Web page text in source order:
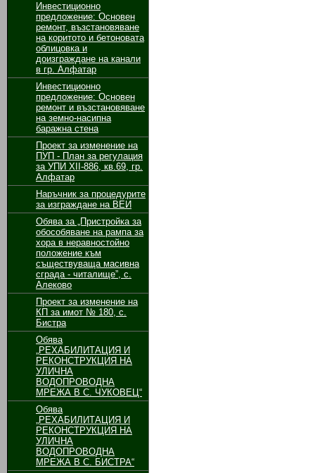
Инвестиционно
предложение: Основен
ремонт, възстановяване
на коритото и бетоновата
облицовка и
доизграждане на канали
в гр. Алфатар
Инвестиционно
предложение: Основен
ремонт и възстановяване
на земно-насипна
баражна стена
Проект за изменение на
ПУП - План за регулация
за УПИ ХІІ-886, кв.69, гр.
Алфатар
Наръчник за процедурите
за изграждане на ВЕИ
Обява за „Пристройка за
обособяване на рампа за
хора в неравностойно
положение към
съществуваща масивна
сграда - читалище”, с.
Алеково
Проект за изменение на
КП за имот № 180, с.
Бистра
Обява
„РЕХАБИЛИТАЦИЯ И
РЕКОНСТРУКЦИЯ НА
УЛИЧНА
ВОДОПРОВОДНА
МРЕЖА В С. ЧУКОВЕЦ“
Обява
„РЕХАБИЛИТАЦИЯ И
РЕКОНСТРУКЦИЯ НА
УЛИЧНА
ВОДОПРОВОДНА
МРЕЖА В С. БИСТРА“